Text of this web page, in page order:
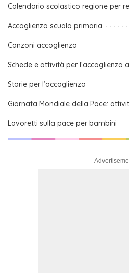
Calendario scolastico regione per
Accoglienza scuola primaria
Canzoni accoglienza
Schede e attività per l’accoglienza
Storie per l’accoglienza
Giornata Mondiale della Pace:
Lavoretti sulla pace per bambini
–